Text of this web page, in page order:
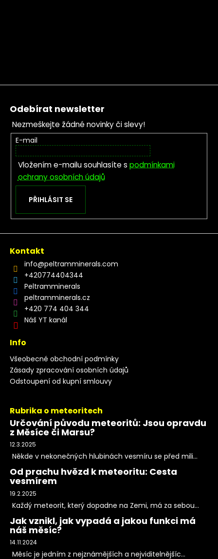
Zápatí
Odebírat newsletter
Nezmeškejte žádné novinky či slevy!
E-mail
Vložením e-mailu souhlasíte s podmínkami
ochrany osobních údajů
PŘIHLÁSIT SE
Kontakt
info@peltramminerals.com
+420774404344
Peltramminerals
peltramminerals.cz
+420 774 404 344
Náš YT kanál
Info
Všeobecné obchodní podmínky
Zásady zpracování osobních údajů
Odstoupení od kupní smlouvy
Rubrika o meteoritech
Určování původu meteoritů: Jsou opravdu
z Měsíce či Marsu?
12.3.2025
Někde v nekonečných hlubinách vesmíru se před mili...
Od prachu hvězd k meteoritu: Cesta
vesmírem
19.2.2025
Každý meteorit, který dopadne na Zemi, má za sebou...
Jak vznikl, jak vypadá a jakou funkci má
náš měsíc?
14.11.2024
Měsíc je jedním z nejznámějších a nejviditelnějšíc...